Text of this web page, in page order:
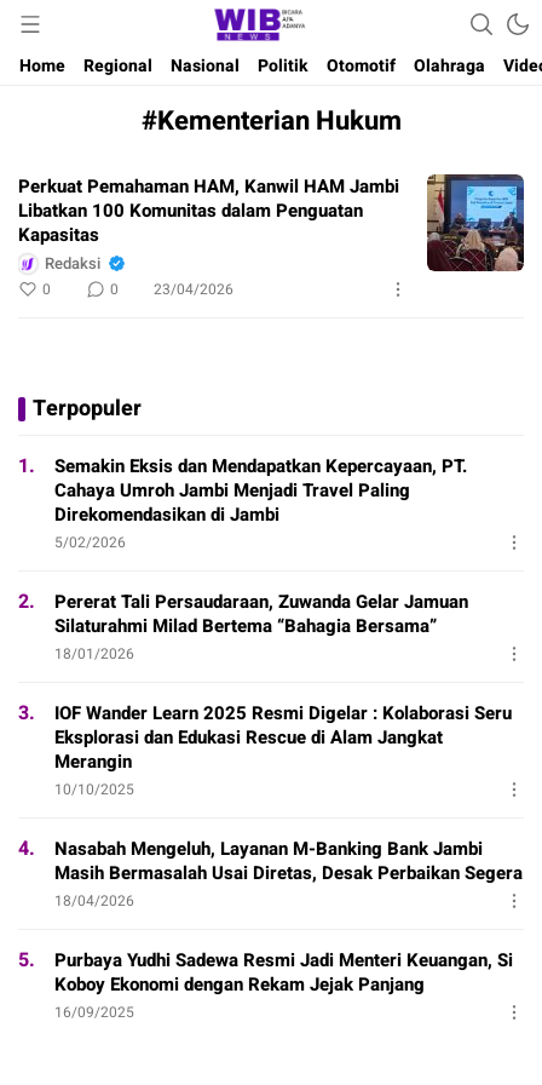
Wibnews
Waktu Indonesia Bicara
Home
Regional Nasional Politik Otomotif Olahraga
#Kementerian Hukum
Perkuat Pemahaman HAM, Kanwil HAM Jambi
Libatkan 100 Komunitas dalam Penguatan
Kapasitas
Redaksi
0 0 23/04/2026
Terpopuler
1.
Semakin Eksis dan Mendapatkan Kepercayaan, PT.
Cahaya Umroh Jambi Menjadi Travel Paling
Direkomendasikan di Jambi
5/02/2026
2.
Pererat Tali Persaudaraan, Zuwanda Gelar Jamuan
Silaturahmi Milad Bertema “Bahagia Bersama”
18/01/2026
3.
IOF Wander Learn 2025 Resmi Digelar : Kolaborasi Seru
Eksplorasi dan Edukasi Rescue di Alam Jangkat
Merangin
10/10/2025
4.
Nasabah Mengeluh, Layanan M-Banking Bank Jambi
Masih Bermasalah Usai Diretas, Desak Perbaikan Segera
18/04/2026
5.
Purbaya Yudhi Sadewa Resmi Jadi Menteri Keuangan, Si
Koboy Ekonomi dengan Rekam Jejak Panjang
16/09/2025